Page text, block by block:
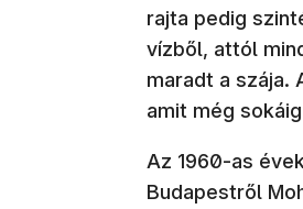
rajta pedig
vízből, attól
maradt a szája.
amit még
Az 1960-as
Budapestről